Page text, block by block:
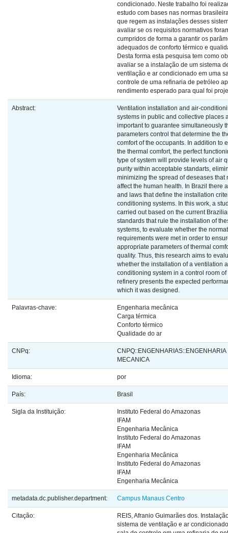
condicionado. Neste trabalho foi
estudo com bases nas normas
que regem as instalações desses
avaliar se os requisitos normativos
cumpridos de forma a garantir os
adequados de conforto térmico e
Desta forma esta pesquisa tem como
avaliar se a instalação de um sistema
ventilação e ar condicionado em uma
controle de uma refinaria de petróleo
rendimento esperado para qual foi
Abstract:
Ventilation installation and air-
systems in public and collective places
important to guarantee simultaneously
parameters control that determine the
comfort of the occupants. In addition to
the thermal comfort, the perfect
type of system will provide levels of air
purity within acceptable standarts,
minimizing the spread of deseases that
affect the human health. In Brazil there
and laws that define the installation
conditioning systems. In this work, a
carried out based on the current
standards that rule the installation of
systems, to evaluate whether the
requirements were met in order to
appropriate parameters of thermal
quality. Thus, this research aims to
whether the installation of a ventilation
conditioning system in a control room of
refinery presents the expected
which it was designed.
Palavras-chave:
Engenharia mecânica
Carga térmica
Conforto térmico
Qualidade do ar
CNPq:
CNPQ::ENGENHARIAS::ENGENHARIA
MECANICA
Idioma: por
País: Brasil
Sigla da Instituição:
Instituto Federal do Amazonas
IFAM
Engenharia Mecânica
Instituto Federal do Amazonas
IFAM
Engenharia Mecânica
Instituto Federal do Amazonas
IFAM
Engenharia Mecânica
metadata.dc.publisher.department: Campus Manaus Centro
Citação:
REIS, Afranio Guimarães dos.
sistema de ventilação e ar